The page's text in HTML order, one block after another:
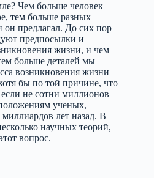
Чем больше человек
тем больше разных
предлагал. До сих пор
предпосылки и
жизни, и чем
больше деталей мы
возникновения жизни
бы по той причине, что
не сотни миллионов
ученых,
миллиардов лет назад. В
научных теорий,
вопрос.